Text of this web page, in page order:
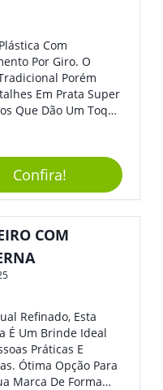
Com
Por Giro. O
Porém
Em Prata Super
Que Dão Um Toque
Confira!
COM
Refinado, Esta
É Um Brinde Ideal
Práticas E
Ótima Opção Para
Marca De Forma